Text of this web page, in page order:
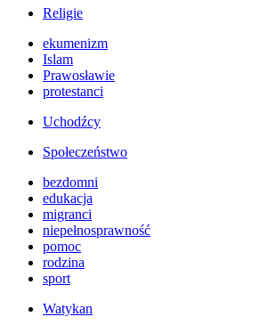
Religie
ekumenizm
Islam
Prawosławie
protestanci
Uchodźcy
Społeczeństwo
bezdomni
edukacja
migranci
niepełnosprawność
pomoc
rodzina
sport
Watykan